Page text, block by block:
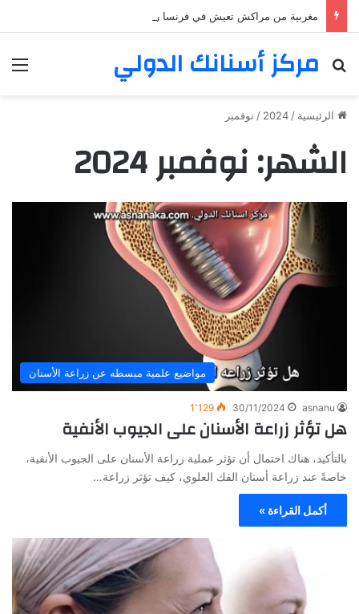
مغربية من مراكش تعيش في فرنسا ركبت أبتسامة هوليود
مركز أسنانك الدولي
بحث عن
الرئيسية /
2024
/ نوفمبر
الشهر:نوفمبر 2024
مواضيع علمية مبسطه عن زراعة الأسنان
asnanu
30/11/2024 1٬129
هل تؤثر زراعة الأسنان على الجيوب الأنفية
بالتأكيد، هناك احتمال أن تؤثر عملية زراعة الأسنان على الجيوب الأنفية،
خاصةً عند زراعة أسنان الفك العلوي، كيف تؤثر زراعة…
أكمل القراءة »